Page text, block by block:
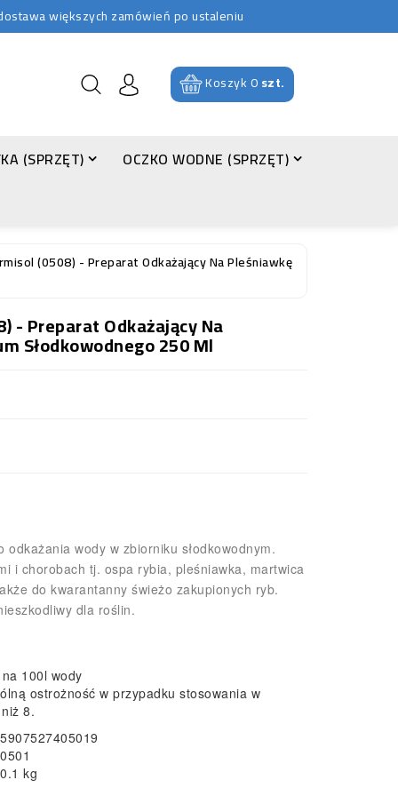
większych zamówień po ustaleniu
Koszyk0szt.
(SPRZĘT)
OCZKO WODNE (SPRZĘT)
(0508) - Preparat Odkażający Na Pleśniawkę
- Preparat Odkażający Na
Słodkowodnego 250 Ml
wody w zbiorniku słodkowodnym.
i chorobach tj. ospa rybia, pleśniawka, martwica
do kwarantanny świeżo zakupionych ryb.
dla roślin.
100l wody
ostrożność w przypadku stosowania w
8.
5907527405019
0501
0.1 kg